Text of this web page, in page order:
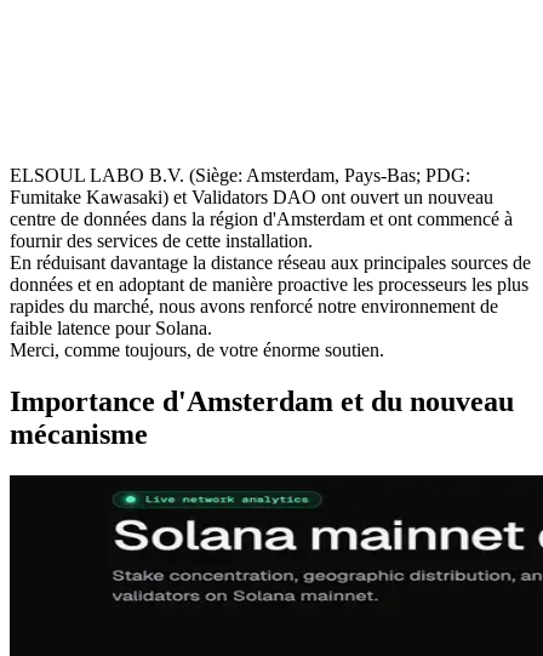
ELSOUL LABO B.V. (Siège: Amsterdam, Pays-Bas; PDG:
Fumitake Kawasaki) et Validators DAO ont ouvert un nouveau
centre de données dans la région d'Amsterdam et ont commencé à
fournir des services de cette installation.
En réduisant davantage la distance réseau aux principales sources de
données et en adoptant de manière proactive les processeurs les plus
rapides du marché, nous avons renforcé notre environnement de
faible latence pour Solana.
Merci, comme toujours, de votre énorme soutien.
Importance d'Amsterdam et du nouveau
mécanisme